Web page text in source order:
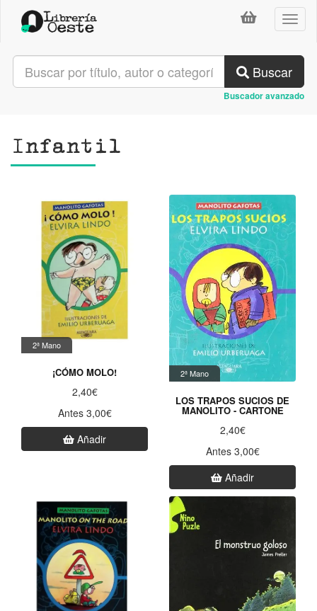
Buscar
Buscador avanzado
Infantil
2ª Mano
¡CÓMO MOLO!
2,40€
Antes 3,00€
Añadir
2ª Mano
LOS TRAPOS SUCIOS DE
MANOLITO - CARTONE
2,40€
Antes 3,00€
Añadir